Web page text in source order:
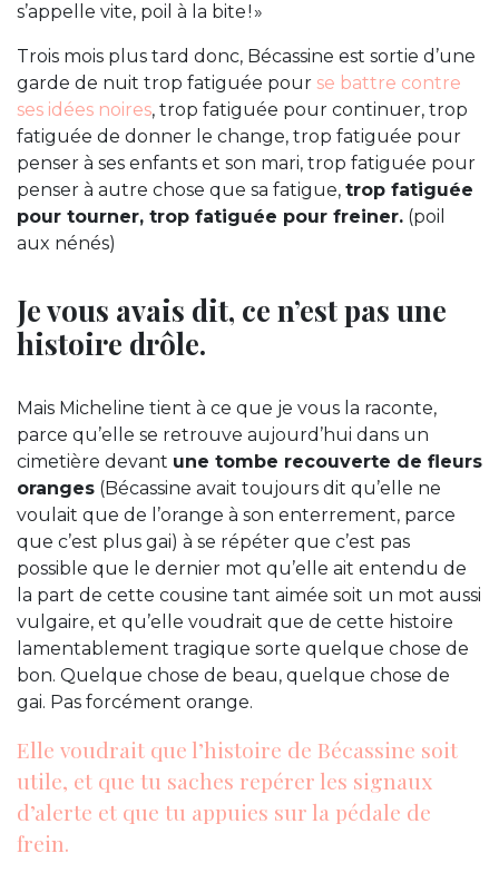
s’appelle vite, poil à la bite ! »
Trois mois plus tard donc, Bécassine est sortie d’une
garde de nuit trop fatiguée pour se battre contre
ses idées noires, trop fatiguée pour continuer, trop
fatiguée de donner le change, trop fatiguée pour
penser à ses enfants et son mari, trop fatiguée pour
penser à autre chose que sa fatigue, trop fatiguée
pour tourner, trop fatiguée pour freiner. (poil
aux nénés)
Je vous avais dit, ce n’est pas une
histoire drôle.
Mais Micheline tient à ce que je vous la raconte,
parce qu’elle se retrouve aujourd’hui dans un
cimetière devant une tombe recouverte de fleurs
oranges (Bécassine avait toujours dit qu’elle ne
voulait que de l’orange à son enterrement, parce
que c’est plus gai) à se répéter que c’est pas
possible que le dernier mot qu’elle ait entendu de
la part de cette cousine tant aimée soit un mot aussi
vulgaire, et qu’elle voudrait que de cette histoire
lamentablement tragique sorte quelque chose de
bon. Quelque chose de beau, quelque chose de
gai. Pas forcément orange.
Elle voudrait que l’histoire de Bécassine soit
utile, et que tu saches repérer les signaux
d’alerte et que tu appuies sur la pédale de
frein.